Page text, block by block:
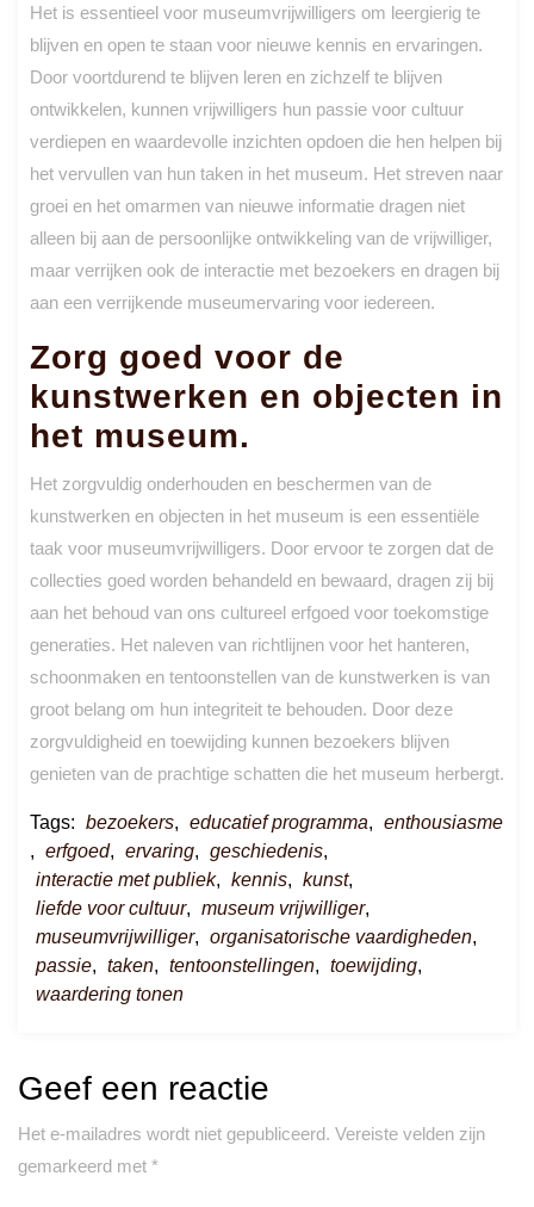
Het is essentieel voor museumvrijwilligers om leergierig te
blijven en open te staan voor nieuwe kennis en ervaringen.
Door voortdurend te blijven leren en zichzelf te blijven
ontwikkelen, kunnen vrijwilligers hun passie voor cultuur
verdiepen en waardevolle inzichten opdoen die hen helpen bij
het vervullen van hun taken in het museum. Het streven naar
groei en het omarmen van nieuwe informatie dragen niet
alleen bij aan de persoonlijke ontwikkeling van de vrijwilliger,
maar verrijken ook de interactie met bezoekers en dragen bij
aan een verrijkende museumervaring voor iedereen.
Zorg goed voor de
kunstwerken en objecten in
het museum.
Het zorgvuldig onderhouden en beschermen van de
kunstwerken en objecten in het museum is een essentiële
taak voor museumvrijwilligers. Door ervoor te zorgen dat de
collecties goed worden behandeld en bewaard, dragen zij bij
aan het behoud van ons cultureel erfgoed voor toekomstige
generaties. Het naleven van richtlijnen voor het hanteren,
schoonmaken en tentoonstellen van de kunstwerken is van
groot belang om hun integriteit te behouden. Door deze
zorgvuldigheid en toewijding kunnen bezoekers blijven
genieten van de prachtige schatten die het museum herbergt.
Tags: bezoekers, educatief programma, enthousiasme
, erfgoed, ervaring, geschiedenis,
interactie met publiek, kennis, kunst,
liefde voor cultuur, museum vrijwilliger,
museumvrijwilliger, organisatorische vaardigheden,
passie, taken, tentoonstellingen, toewijding,
waardering tonen
Geef een reactie
Het e-mailadres wordt niet gepubliceerd. Vereiste velden zijn
gemarkeerd met *